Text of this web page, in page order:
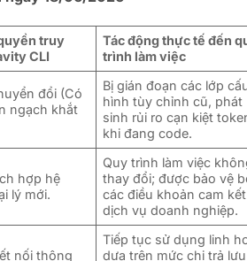
truy
CLI
Tác động thực tế đến
trình làm việc
đổi (Có
ngạch khắt
Bị gián đoạn các lớp
hình tùy chỉnh cũ, phát
sinh rủi ro cạn kiệt
khi đang code.
hợp hệ
lý mới.
Quy trình làm việc
thay đổi; được bảo vệ
các điều khoản cam kết
dịch vụ doanh nghiệp.
nối thông
Tiếp tục sử dụng linh
dựa trên mức chi trả lưu